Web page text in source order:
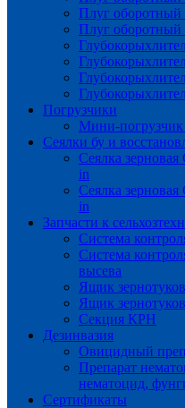
Плуг
Плуг
Погрузчики
Мини-
Сеялки бу и
Сеялка
in
Сеялка
in
Запчасти к
Система
Система
высева
Ящик
Ящик
Секция КРН
Дезинвазия
Овицидный
Препарат
нематоцид,
Сертификаты